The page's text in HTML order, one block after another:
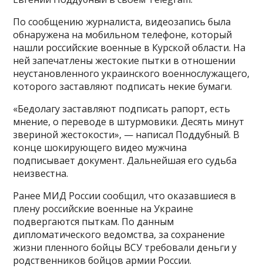
По сообщению журналиста, видеозапись была
обнаружена на мобильном телефоне, который
нашли российские военные в Курской области. На
ней запечатлены жестокие пытки в отношении
неустановленного украинского военнослужащего,
которого заставляют подписать некие бумаги.
«Бедолагу заставляют подписать рапорт, есть
мнение, о переводе в штурмовики. Десять минут
звериной жестокости», — написал Поддубный. В
конце шокирующего видео мужчина
подписывает документ. Дальнейшая его судьба
неизвестна.
Ранее МИД России сообщил, что оказавшиеся в
плену российские военные на Украине
подвергаются пыткам. По данным
дипломатического ведомства, за сохранение
жизни пленного бойцы ВСУ требовали деньги у
родственников бойцов армии России.